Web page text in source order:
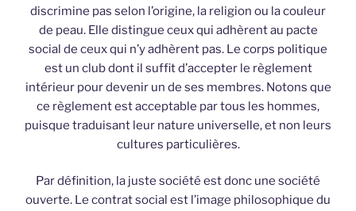
discrimine pas selon l’origine, la religion ou la couleur
de peau. Elle distingue ceux qui adhèrent au pacte
social de ceux qui n’y adhèrent pas. Le corps politique
est un club dont il suffit d’accepter le règlement
intérieur pour devenir un de ses membres. Notons que
ce règlement est acceptable par tous les hommes,
puisque traduisant leur nature universelle, et non leurs
cultures particulières.
Par définition, la juste société est donc une société
ouverte. Le contrat social est l’image philosophique du